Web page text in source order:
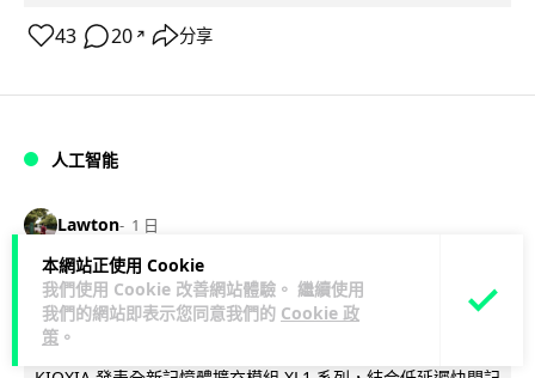
本網站正使用 Cookie
我們使用 Cookie 改善網站體驗。 繼續使用
我們的網站即表示您同意我們的 Cookie 政
策 。
43 20 ↗ 分享
人工智能
Lawton 1 日
靠快閃記憶體紓緩 DRAM 不足 KIOXIA
推 XL1 記憶體擴充模組